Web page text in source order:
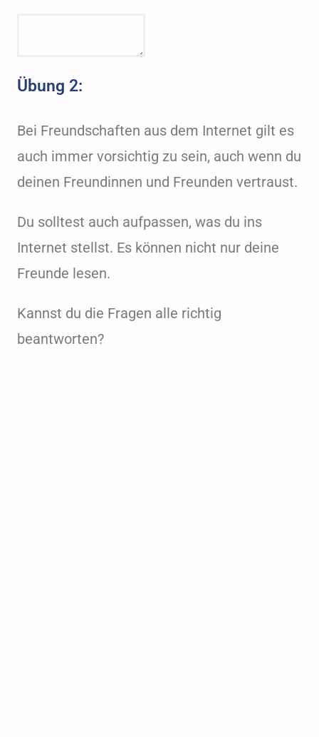
Übung 2:
Bei Freundschaften aus dem Internet gilt es
auch immer vorsichtig zu sein, auch wenn du
deinen Freundinnen und Freunden vertraust.
Du solltest auch aufpassen, was du ins
Internet stellst. Es können nicht nur deine
Freunde lesen.
Kannst du die Fragen alle richtig
beantworten?